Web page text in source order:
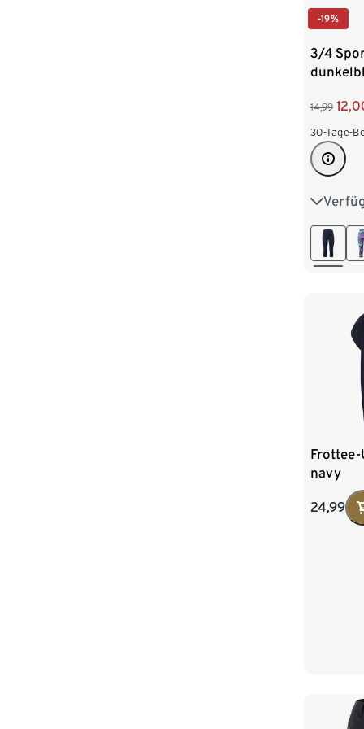
-19%
3/4
14,99
30-Tage-
XS 32/
M 40/42
Frottee-
navy
24,99